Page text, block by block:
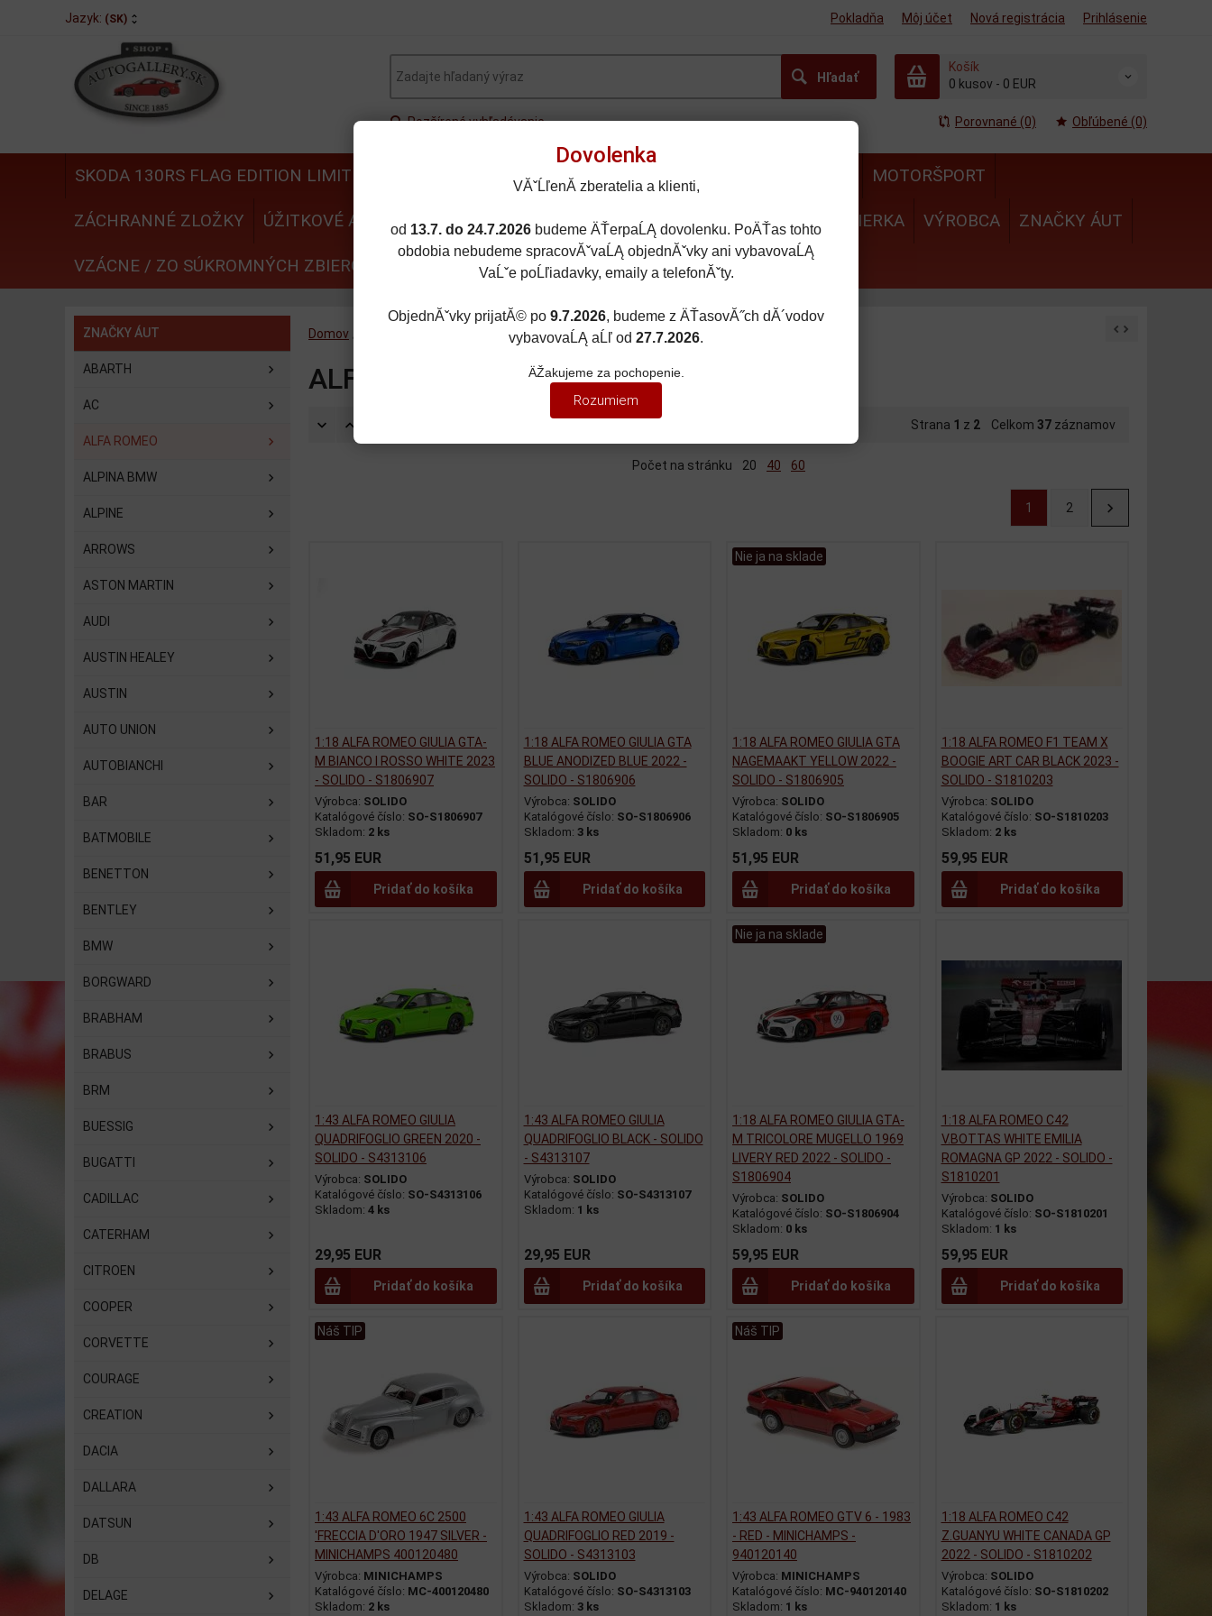
Jazyk: (SK) Pokladňa Môj účet Nová registrácia Prihlásenie
Hľadať
Košík
0 kusov - 0 EUR
Rozšírené vyhľadávanie Porovnané (0) Obľúbené (0)
SKODA 130RS FLAG EDITION LIMITED AUTOGALLERY.sk OSOBNÉ AUTÁ MOTORŠPORT
ZÁCHRANNÉ ZLOŽKY ÚŽITKOVÉ AUTÁ MOTORKY LIETADLÁ DOPLNKY ZĽAVY A AKCIE MIERKA VÝROBCA ZNAČKY ÁUT
VZÁCNE / ZO SÚKROMNÝCH ZBIEROK
ZNAČKY ÁUT
ABARTH
AC
ALFA ROMEO
ALPINA BMW
ALPINE
ARROWS
ASTON MARTIN
AUDI
AUSTIN HEALEY
AUSTIN
AUTO UNION
AUTOBIANCHI
BAR
BATMOBILE
BENETTON
BENTLEY
BMW
BORGWARD
BRABHAM
BRABUS
BRM
BUESSIG
BUGATTI
CADILLAC
CATERHAM
CITROEN
COOPER
CORVETTE
COURAGE
CREATION
DACIA
DALLARA
DATSUN
DB
DELAGE
Domov ALFA ROMEO
ALFA ROMEO
Strana 1 z 2 Celkom 37 záznamov
Počet na stránku 20 40 60
1 2
1:18 ALFA ROMEO GIULIA GTA-
M BIANCO I ROSSO WHITE 2023
- SOLIDO - S1806907
Výrobca: SOLIDO
Katalógové číslo: SO-S1806907
Skladom: 2 ks
51,95 EUR
Pridať do košíka
1:18 ALFA ROMEO GIULIA GTA
BLUE ANODIZED BLUE 2022 -
SOLIDO - S1806906
Výrobca: SOLIDO
Katalógové číslo: SO-S1806906
Skladom: 3 ks
51,95 EUR
Pridať do košíka
Nie ja na sklade
1:18 ALFA ROMEO GIULIA GTA
NAGEMAAKT YELLOW 2022 -
SOLIDO - S1806905
Výrobca: SOLIDO
Katalógové číslo: SO-S1806905
Skladom: 0 ks
51,95 EUR
Pridať do košíka
1:18 ALFA ROMEO F1 TEAM X
BOOGIE ART CAR BLACK 2023 -
SOLIDO - S1810203
Výrobca: SOLIDO
Katalógové číslo: SO-S1810203
Skladom: 2 ks
59,95 EUR
Pridať do košíka
1:43 ALFA ROMEO GIULIA
QUADRIFOGLIO GREEN 2020 -
SOLIDO - S4313106
Výrobca: SOLIDO
Katalógové číslo: SO-S4313106
Skladom: 4 ks
29,95 EUR
Pridať do košíka
1:43 ALFA ROMEO GIULIA
QUADRIFOGLIO BLACK - SOLIDO
- S4313107
Výrobca: SOLIDO
Katalógové číslo: SO-S4313107
Skladom: 1 ks
29,95 EUR
Pridať do košíka
Nie ja na sklade
1:18 ALFA ROMEO GIULIA GTA-
M TRICOLORE MUGELLO 1969
LIVERY RED 2022 - SOLIDO -
S1806904
Výrobca: SOLIDO
Katalógové číslo: SO-S1806904
Skladom: 0 ks
59,95 EUR
Pridať do košíka
1:18 ALFA ROMEO C42
V.BOTTAS WHITE EMILIA
ROMAGNA GP 2022 - SOLIDO -
S1810201
Výrobca: SOLIDO
Katalógové číslo: SO-S1810201
Skladom: 1 ks
59,95 EUR
Pridať do košíka
Náš TIP
1:43 ALFA ROMEO 6C 2500
'FRECCIA D'ORO 1947 SILVER -
MINICHAMPS 400120480
Výrobca: MINICHAMPS
Katalógové číslo: MC-400120480
Skladom: 2 ks
1:43 ALFA ROMEO GIULIA
QUADRIFOGLIO RED 2019 -
SOLIDO - S4313103
Výrobca: SOLIDO
Katalógové číslo: SO-S4313103
Skladom: 3 ks
Náš TIP
1:43 ALFA ROMEO GTV 6 - 1983
- RED - MINICHAMPS -
940120140
Výrobca: MINICHAMPS
Katalógové číslo: MC-940120140
Skladom: 1 ks
1:18 ALFA ROMEO C42
Z.GUANYU WHITE CANADA GP
2022 - SOLIDO - S1810202
Výrobca: SOLIDO
Katalógové číslo: SO-S1810202
Skladom: 1 ks
Dovolenka
VĂˇĹľenĂ­ zberatelia a klienti,
od 13.7. do 24.7.2026 budeme ÄŤerpaĹĄ dovolenku. PoÄŤas tohto
obdobia nebudeme spracovĂˇvaĹĄ objednĂˇvky ani vybavovaĹĄ
VaĹˇe poĹľiadavky, emaily a telefonĂˇty.
ObjednĂˇvky prijatĂ© po 9.7.2026, budeme z ÄŤasovĂ˝ch dĂ´vodov
vybavovaĹĄ aĹľ od 27.7.2026.
ÄŽakujeme za pochopenie.
Rozumiem